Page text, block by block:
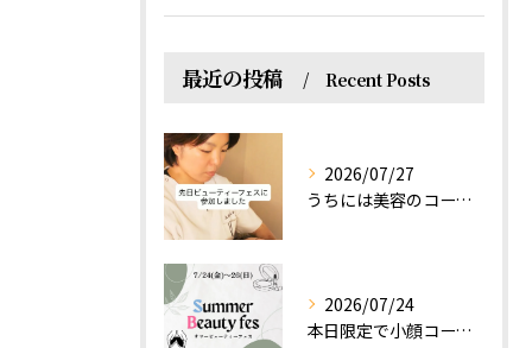
最近の投稿 Recent Posts
2026/07/27
うちには美容のコースもあるって伝えなきゃ！えっほっえxty
2026/07/24
本日限定で小顔コース体験(ワンコイン)実施します！